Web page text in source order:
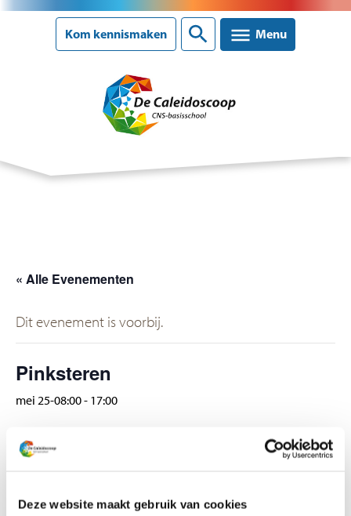
Deze website maakt gebruik van cookies
Kom kennismaken Menu
Onze school
Nieuws
Agenda
Veelgestelde vragen
Contact
« Alle Evenementen
Dit evenement is voorbij.
Pinksteren
mei 25-08:00- 17:00
GEGEVENS
mei 25